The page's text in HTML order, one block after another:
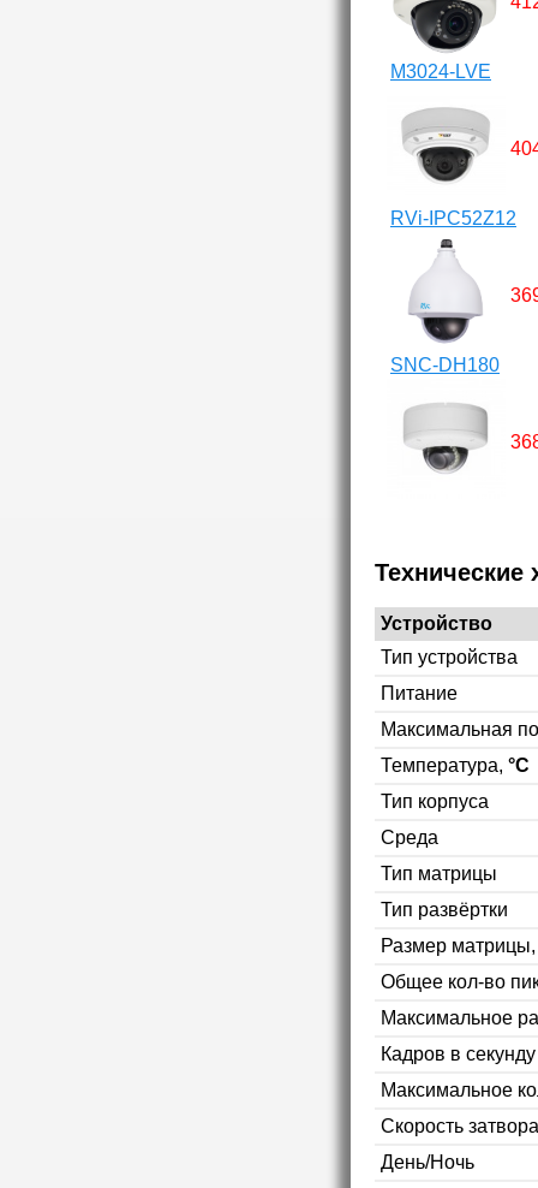
M3024-LVE
RVi-IPC52Z12
SNC-DH180
Технические
Устройство
Тип устройства
Питание
Максимальная
Температура, °C
Тип корпуса
Среда
Тип матрицы
Тип развёртки
Размер
Общее кол-во
Максимальное
Кадров в
Максимальное
Скорость
День/Ночь